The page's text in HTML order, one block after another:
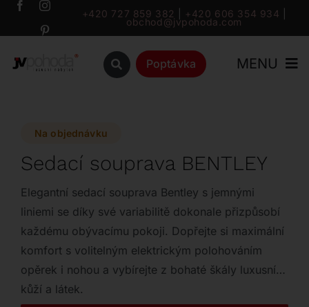
Přeskočit
+420 727 859 382 +420 606 354 934
obchod@jvpohoda.com
Poptávka MENU
Katalog
Značky
Outlet
Na objednávku
Sedací souprava BENTLEY
Elegantní sedací souprava Bentley s jemnými
liniemi se díky své variabilitě dokonale přizpůsobí
každému obývacímu pokoji. Dopřejte si maximální
komfort s volitelným elektrickým polohováním
opěrek i nohou a vybírejte z bohaté škály luxusních
kůží a látek.